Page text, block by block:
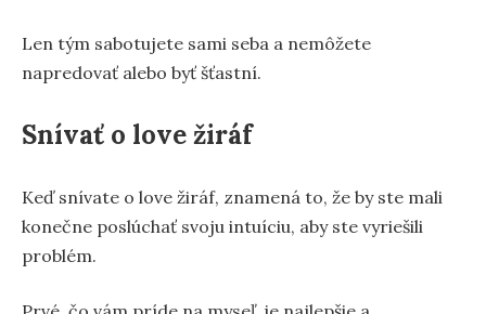
Len tým sabotujete sami seba a nemôžete
napredovať alebo byť šťastní.
Snívať o love žiráf
Keď snívate o love žiráf, znamená to, že by ste mali
konečne poslúchať svoju intuíciu, aby ste vyriešili
problém.